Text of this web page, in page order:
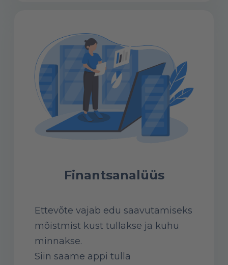
Finantsanalüüs
Ettevõte vajab edu saavutamiseks
mõistmist kust tullakse ja kuhu
minnakse.
Siin saame appi tulla